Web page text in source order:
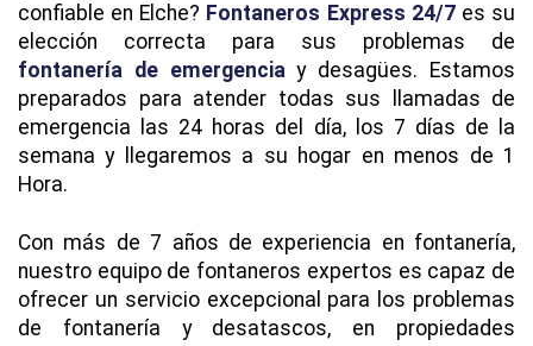
confiable en Elche? Fontaneros Express 24/7es su
elección correcta para sus problemas de
fontanería de emergenciay desagües. Estamos
preparados para atender todas sus llamadas de
emergencia las 24 horas del día, los 7 días de la
semana y llegaremos a su hogar en menos de 1
Hora.
Con más de 7 años de experiencia en fontanería,
nuestro equipo de fontaneros expertos es capaz de
ofrecer un servicio excepcional para los problemas
de fontanería y desatascos, en propiedades